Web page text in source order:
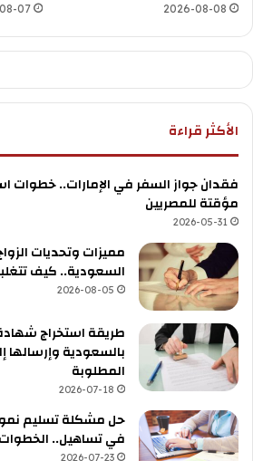
2026-08-08
07
الأكثر قراءة
فقدان جواز السفر في الإمارات.. خطوات
مؤقتة للمصريين
2026-05-31
مميزات وتحديات
السعودية.. كيف
2026-08-05
طريقة استخراج
بالسعودية
المطلوبة
2026-07-18
حل مشكلة تسليم
في تساهيل..
2026-07-23